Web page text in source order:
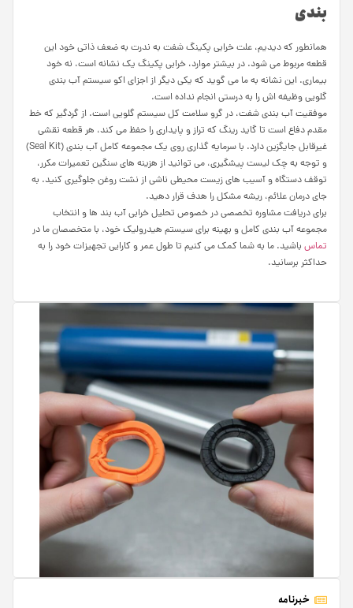
بندی
همانطور که دیدیم، علت خرابی پکینگ شفت به ندرت به ضعف ذاتی خود این
قطعه مربوط می شود. در بیشتر موارد، خرابی پکینگ یک نشانه است، نه خود
بیماری. این نشانه به ما می گوید که یکی دیگر از اجزای اکو سیستم آب بندی
گلویی وظیفه اش را به درستی انجام نداده است.
موفقیت آب بندی شفت، در گرو سلامت کل سیستم گلویی است. از گردگیر که خط
مقدم دفاع است تا گاید رینگ که تراز و پایداری را حفظ می کند، هر قطعه نقشی
غیرقابل جایگزین دارد. با سرمایه گذاری روی یک مجموعه کامل آب بندی (Seal Kit)
و توجه به چک لیست پیشگیری، می توانید از هزینه های سنگین تعمیرات مکرر،
توقف دستگاه و آسیب های زیست محیطی ناشی از نشت روغن جلوگیری کنید. به
جای درمان علائم، ریشه مشکل را هدف قرار دهید.
برای دریافت مشاوره تخصصی در خصوص تحلیل خرابی آب بند ها و انتخاب
مجموعه آب بندی کامل و بهینه برای سیستم هیدرولیک خود، با متخصصان ما در
تماس باشید. ما به شما کمک می کنیم تا طول عمر و کارایی تجهیزات خود را به
حداکثر برسانید.
خبرنامه